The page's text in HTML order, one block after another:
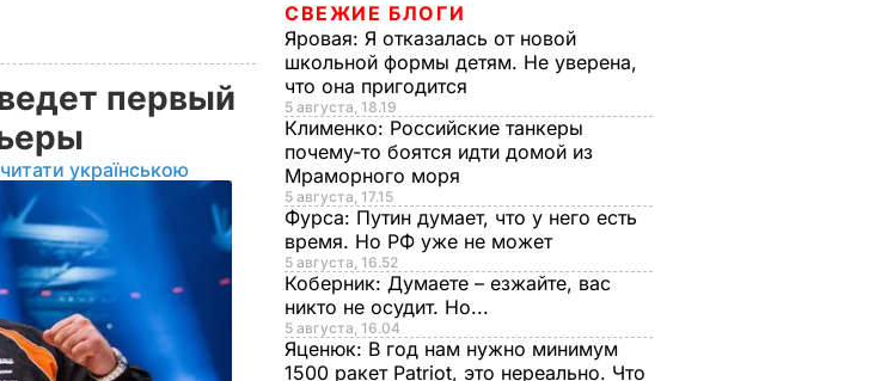
первый
українською
СВЕЖИЕ БЛОГИ
Яровая: Я отказалась от новой
школьной формы детям. Не уверена,
что она пригодится
5 августа, 18.19
Клименко: Российские танкеры
почему-то боятся идти домой из
Мраморного моря
5 августа, 17.15
Фурса: Путин думает, что у него есть
время. Но РФ уже не может
5 августа, 16.52
Коберник: Думаете – езжайте, вас
никто не осудит. Но...
5 августа, 16.04
Яценюк: В год нам нужно минимум
1500 ракет Patriot, это нереально. Что